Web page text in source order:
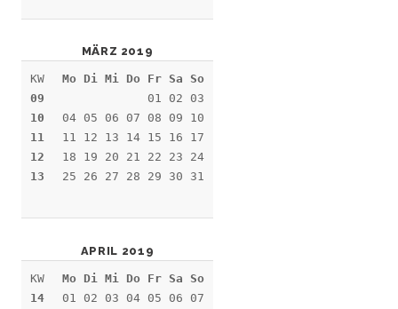
MÄRZ 2019
KW
09
10
11
12
13
Mo Di Mi Do Fr Sa So
01 02 03
04 05 06 07 08 09 10
11 12 13 14 15 16 17
18 19 20 21 22 23 24
25 26 27 28 29 30 31
APRIL 2019
KW
14
Mo Di Mi Do Fr Sa So
01 02 03 04 05 06 07